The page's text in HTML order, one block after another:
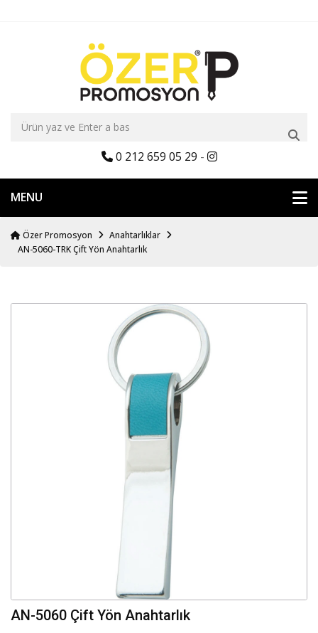
0 212 659 05 29 -
MENU
Özer Promosyon
Anahtarlıklar
AN-5060-TRK Çift Yön Anahtarlık
AN-5060 Çift Yön Anahtarlık